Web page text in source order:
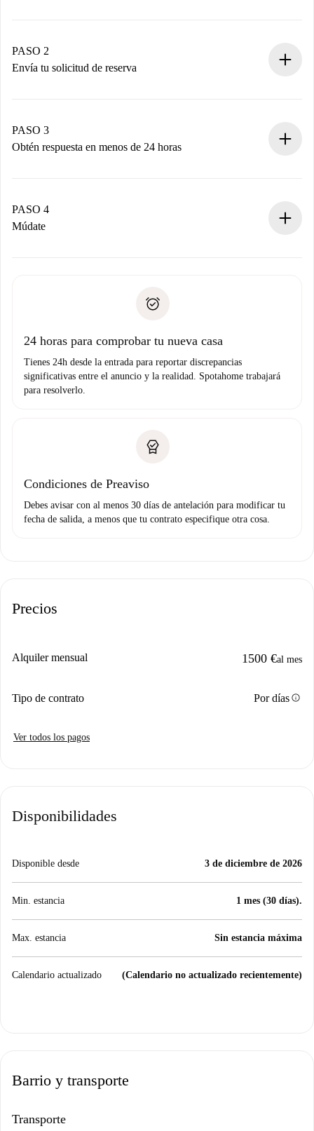
Tienes toda la información necesaria por adelantado.
PASO 2
Envía tu solicitud de reserva
propietario acepte.
PASO 3
Obtén respuesta en menos de 24 horas
contacto con el propietario.
Si es rechazada: No te haremos ningún cargo y te
Prueba de solvencia
PASO 4
Múdate
no nos comunicas ningún problema.
24 horas para comprobar tu nueva casa
Tienes 24h desde la entrada para reportar discrepancias
significativas entre el anuncio y la realidad. Spotahome trabajará
para resolverlo.
Condiciones de Preaviso
Debes avisar con al menos 30 días de antelación para modificar tu
fecha de salida, a menos que tu contrato especifique otra cosa.
Precios
Alquiler mensual 1500 €al mes
Tipo de contrato Por díasinfo
Ver todos los pagos
Disponibilidades
Disponible desde 3 de diciembre de 2026
Min. estancia 1 mes (30 días).
Max. estancia Sin estancia máxima
Calendario actualizado (Calendario no actualizado recientemente)
Barrio y transporte
Transporte